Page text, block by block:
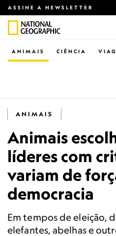
ASSINE A NEWSLETTER
CIÊNCIA
ANIMAIS
ANIMAIS
Animais
líderes com
variam de
democracia
Em tempos de eleição,
elefantes, abelhas e